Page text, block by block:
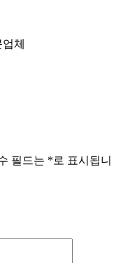
체
필드는 *로 표시됩니